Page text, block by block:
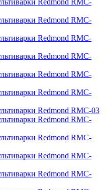
Redmond RMC-
Redmond RMC-
Redmond RMC-
Redmond RMC-
Redmond RMC-
Redmond RMC-
Redmond RMC-03
Redmond RMC-
Redmond RMC-
Redmond RMC-
Redmond RMC-